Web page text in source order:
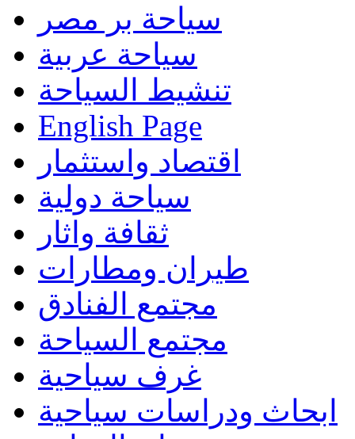
سياحة بر مصر
سياحة عربية
تنشيط السياحة
English Page
اقتصاد واستثمار
سياحة دولية
ثقافة واثار
طيران ومطارات
مجتمع الفنادق
مجتمع السياحة
غرف سياحية
ابحاث ودراسات سياحية